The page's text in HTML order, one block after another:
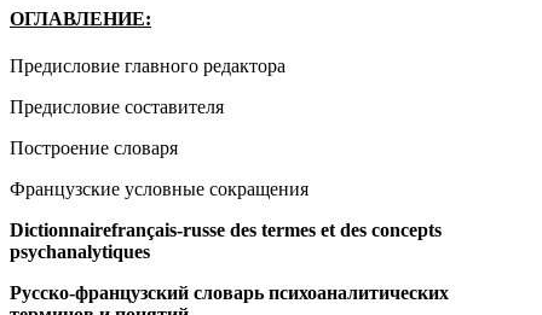
ОГЛАВЛЕНИЕ:
Предисловие главного редактора
Предисловие составителя
Построение словаря
Французские условные сокращения
Dictionnairefrançais-russe des termes et des concepts
psychanalytiques
Русско-французский словарь психоаналитических